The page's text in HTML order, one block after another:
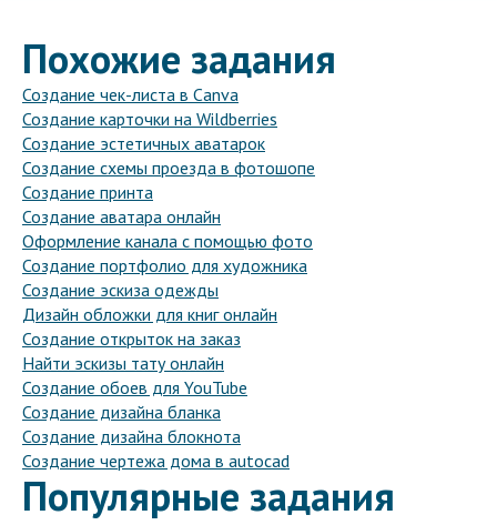
Похожие задания
Создание чек-листа в Canva
Создание карточки на Wildberries
Создание эстетичных аватарок
Создание схемы проезда в фотошопе
Создание принта
Создание аватара онлайн
Оформление канала с помощью фото
Создание портфолио для художника
Создание эскиза одежды
Дизайн обложки для книг онлайн
Создание открыток на заказ
Найти эскизы тату онлайн
Создание обоев для YouTube
Создание дизайна бланка
Создание дизайна блокнота
Создание чертежа дома в autocad
Популярные задания